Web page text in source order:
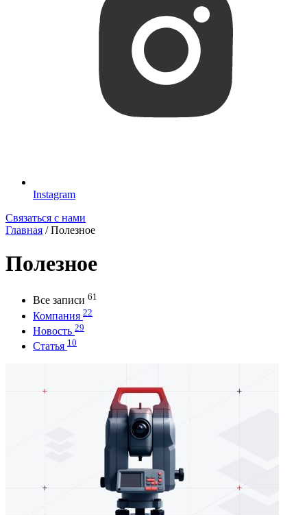
Instagram
Связаться с нами
Главная /Полезное
Полезное
Все записи 61
Компания 22
Новость 29
Статья 10